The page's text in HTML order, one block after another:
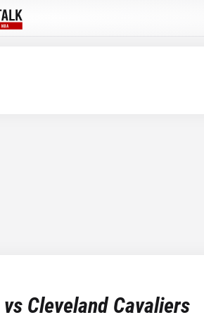
vs Cleveland Cavaliers